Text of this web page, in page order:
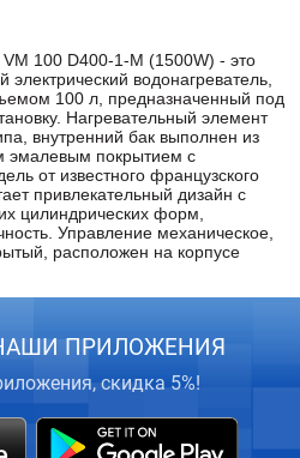
100 D400-1-M (1500W) - это
водонагреватель,
100 л, предназначенный под
Нагревательный элемент
внутренний бак выполнен из
эмалевым покрытием с
от известного французского
привлекательный дизайн с
цилиндрических форм,
Управление механическое,
расположен на корпусе
ПРИЛОЖЕНИЯ
скидка 5%!